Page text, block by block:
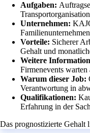
Aufgaben:
Unternehmen:
Vorteile: Sicherer
Gehalt und
Weitere
Firmenevents warten
Warum dieser Job:
Verantwortung in
Qualifikationen:
Erfahrung in der
Das prognostizierte Gehalt